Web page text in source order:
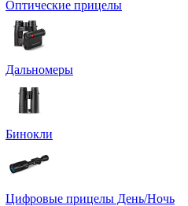
Оптические прицелы
Дальномеры
Бинокли
Цифровые прицелы День/Ночь